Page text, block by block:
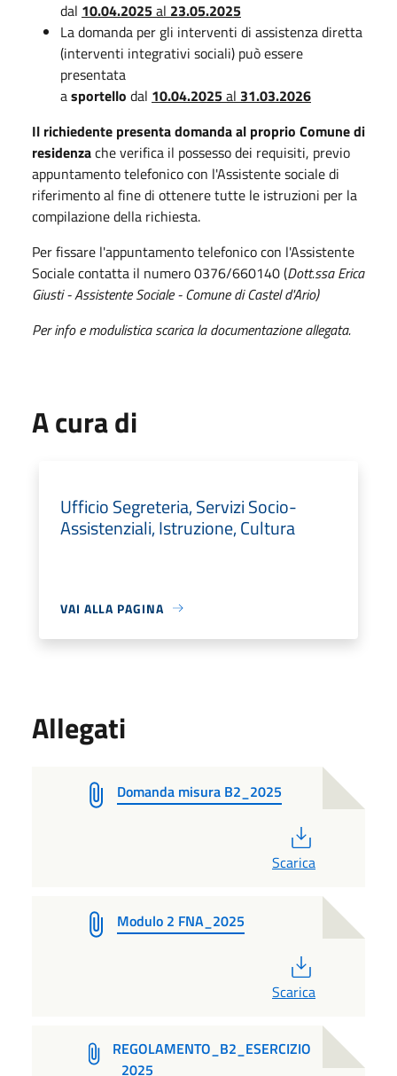
dal 10.04.2025al 23.05.2025
La domanda per gli interventi di assistenza diretta
(interventi integrativi sociali) può essere
presentata
asportello dal 10.04.2025al 31.03.2026
Il richiedente presenta domanda al proprio Comune di
residenzache verifica il possesso dei requisiti, previo
appuntamento telefonico con l'Assistente sociale di
riferimento al fine di ottenere tutte le istruzioni per la
compilazione della richiesta.
Per fissare l'appuntamento telefonico con l'Assistente
Sociale contatta il numero 0376/660140 (Dott.ssa Erica
Giusti - Assistente Sociale - Comune di Castel d'Ario)
Per info e modulistica scarica la documentazione allegata.
A cura di
Ufficio Segreteria, Servizi Socio-
Assistenziali, Istruzione, Cultura
VAI ALLA PAGINA
Allegati
Domanda misura B2_2025
Scarica
Modulo 2 FNA_2025
Scarica
REGOLAMENTO_B2_ESERCIZIO
_2025